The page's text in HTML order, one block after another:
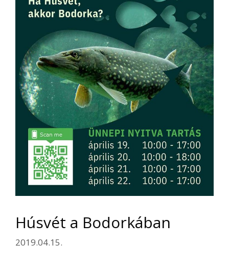
Húsvét a Bodorkában
2019.04.15.